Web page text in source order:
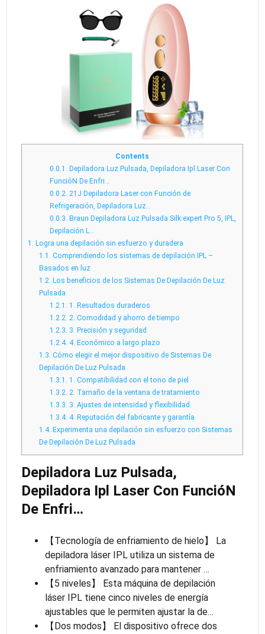
Depilación
De
Luz
Pulsada
En
España
Contents
0.0.1. Depiladora Luz Pulsada, Depiladora Ipl Laser Con
FuncióN De Enfri…
0.0.2. 21J Depiladora Laser con Función de
Refrigeración, Depiladora Luz…
0.0.3. Braun Depiladora Luz Pulsada Silk·expert Pro 5, IPL,
Depilación L…
1. Logra una depilación sin esfuerzo y duradera
1.1. Comprendiendo los sistemas de depilación IPL –
Basados en luz
1.2. Los beneficios de los Sistemas De Depilación De Luz
Pulsada
1.2.1. 1. Resultados duraderos
1.2.2. 2. Comodidad y ahorro de tiempo
1.2.3. 3. Precisión y seguridad
1.2.4. 4. Económico a largo plazo
1.3. Cómo elegir el mejor dispositivo de Sistemas De
Depilación De Luz Pulsada
1.3.1. 1. Compatibilidad con el tono de piel
1.3.2. 2. Tamaño de la ventana de tratamiento
1.3.3. 3. Ajustes de intensidad y flexibilidad
1.3.4. 4. Reputación del fabricante y garantía
1.4. Experimenta una depilación sin esfuerzo con Sistemas
De Depilación De Luz Pulsada
Depiladora Luz Pulsada,
Depiladora Ipl Laser Con FuncióN
De Enfri…
【Tecnología de enfriamiento de hielo】 La
depiladora láser IPL utiliza un sistema de
enfriamiento avanzado para mantener …
【5 niveles】 Esta máquina de depilación
láser IPL tiene cinco niveles de energía
ajustables que le permiten ajustar la de…
【Dos modos】 El dispositivo ofrece dos